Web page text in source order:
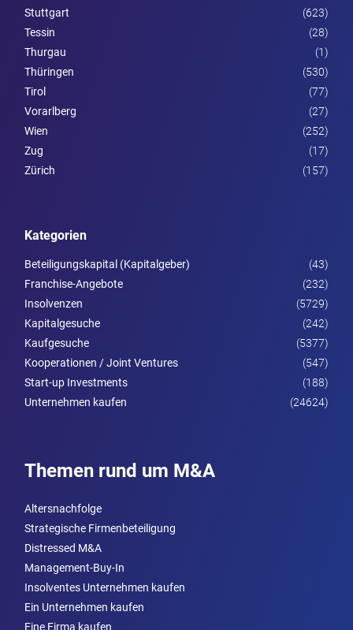
Stuttgart
(623)
Tessin
(28)
Thurgau
(1)
Thüringen
(530)
Tirol
(77)
Vorarl­berg
(27)
Wien
(252)
Zug
(17)
Zürich
(157)
Kategorien
Beteiligungskapital (Kapitalgeber)
(43)
Franchise-Angebote
(232)
Insolvenzen
(5729)
Kapitalgesuche
(242)
Kaufgesuche
(5377)
Kooperationen / Joint Ventures
(547)
Start-up Investments
(188)
Unternehmen kaufen
(24624)
Themen rund um M&A
Altersnachfolge
Strategische Firmenbeteiligung
Distressed M&A
Management-Buy-In
Insolventes Unternehmen kaufen
Ein Unternehmen kaufen
Eine Firma kaufen